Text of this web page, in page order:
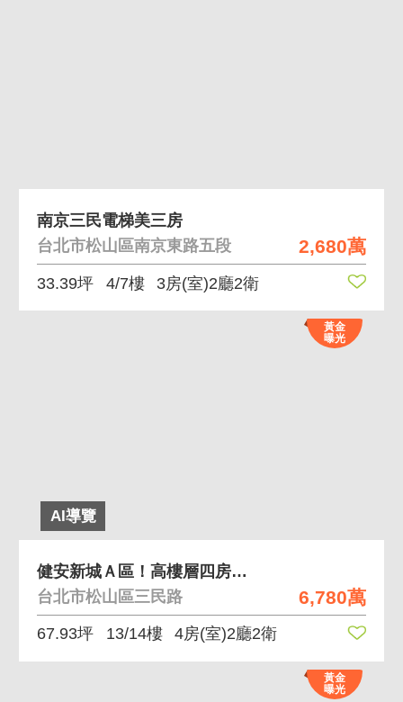
2,680萬
南京三民電梯美三房
台北市松山區南京東路五段
33.39坪 4/7樓 3房(室)2廳2衛
AI導覽
黃金
曝光
6,780萬
健安新城Ａ區！高樓層四房附車位！
台北市松山區三民路
67.93坪 13/14樓 4房(室)2廳2衛
黃金
曝光